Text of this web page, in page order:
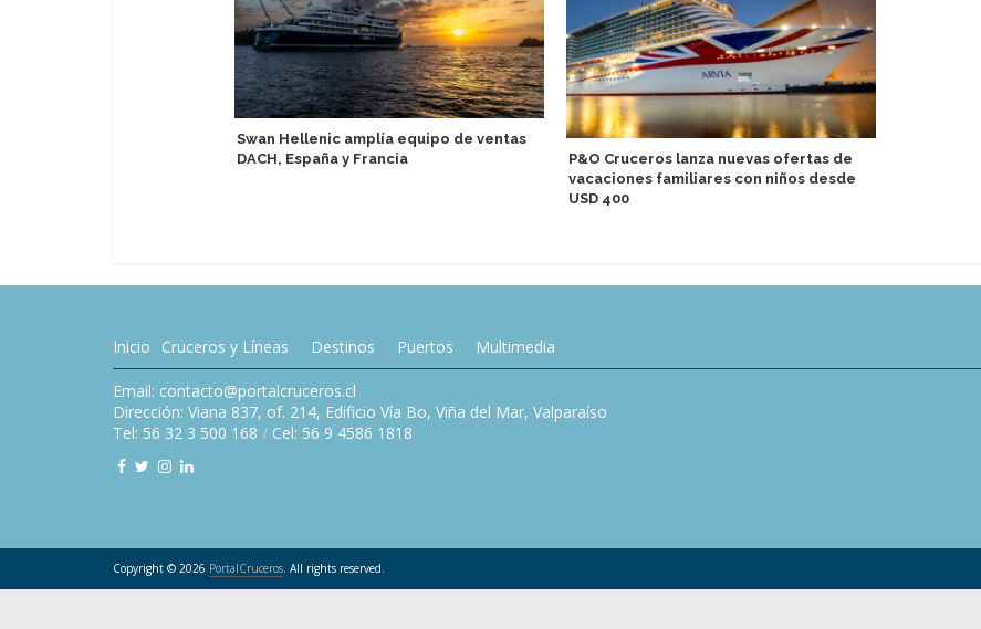
Swan Hellenic amplía equipo de ventas
DACH, España y Francia
P&O Cruceros lanza nuevas ofertas de
vacaciones familiares con niños desde
USD 400
Inicio Cruceros y Líneas Destinos Puertos Multimedia
Email: contacto@portalcruceros.cl
Dirección: Viana 837, of. 214, Edificio Vía Bo, Viña del Mar, Valparaíso
Tel: 56 32 3 500 168 / Cel: 56 9 4586 1818
Copyright © 2026 PortalCruceros. All rights reserved.